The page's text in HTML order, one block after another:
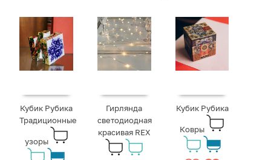
Кубик Рубика
Традиционные
узоры
Гирлянда
светодиодная
красивая REX
Кубик Рубика
Ковры